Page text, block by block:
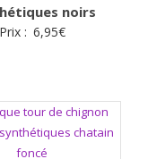
noirs
Prix : 6,95€